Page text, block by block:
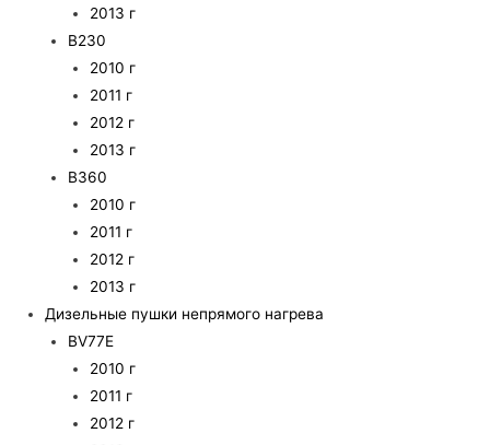
2013 г
B230
2010 г
2011 г
2012 г
2013 г
B360
2010 г
2011 г
2012 г
2013 г
Дизельные пушки непрямого нагрева
BV77E
2010 г
2011 г
2012 г